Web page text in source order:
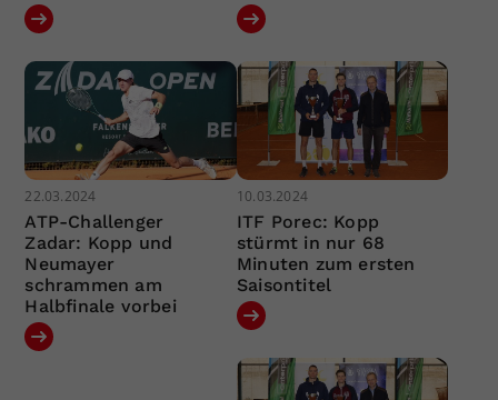
22.03.2024
ATP-Challenger
Zadar: Kopp und
Neumayer
schrammen am
Halbfinale vorbei
10.03.2024
ITF Porec: Kopp
stürmt in nur 68
Minuten zum ersten
Saisontitel